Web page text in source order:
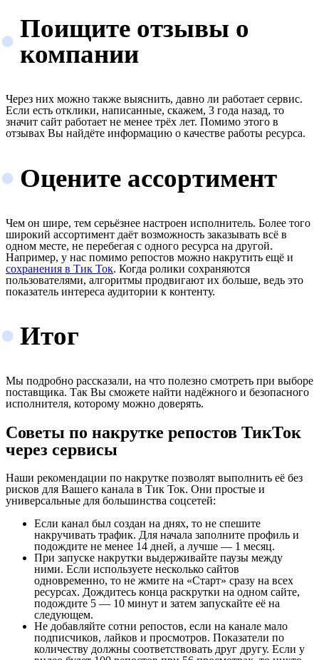
Поищите отзывы о
компании
Через них можно также выяснить, давно ли работает сервис.
Если есть отклики, написанные, скажем, 3 года назад, то
значит сайт работает не менее трёх лет. Помимо этого в
отзывах Вы найдёте информацию о качестве работы ресурса.
Оцените ассортимент
Чем он шире, тем серьёзнее настроен исполнитель. Более того
широкий ассортимент даёт возможность заказывать всё в
одном месте, не перебегая с одного ресурса на другой.
Например, у нас помимо репостов можно накрутить ещё и
сохранения в Тик Ток. Когда ролики сохраняются
пользователями, алгоритмы продвигают их больше, ведь это
показатель интереса аудитории к контенту.
Итог
Мы подробно рассказали, на что полезно смотреть при выборе
поставщика. Так Вы сможете найти надёжного и безопасного
исполнителя, которому можно доверять.
Советы по накрутке репостов ТикТок
через сервисы
Наши рекомендации по накрутке позволят выполнить её без
рисков для Вашего канала в Тик Ток. Они простые и
универсальные для большинства соцсетей:
Если канал был создан на днях, то не спешите
накручивать трафик. Для начала заполните профиль и
подождите не менее 14 дней, а лучше — 1 месяц.
При запуске накрутки выдерживайте паузы между
ними. Если используете несколько сайтов
одновременно, то не жмите на «Старт» сразу на всех
ресурсах. Дождитесь конца раскрутки на одном сайте,
подождите 5 — 10 минут и затем запускайте её на
следующем.
Не добавляйте сотни репостов, если на канале мало
подписчиков, лайков и просмотров. Показатели по
количеству должны соответствовать друг другу. Если у